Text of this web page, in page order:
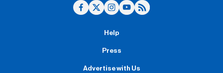
Help
Press
Advertise with Us